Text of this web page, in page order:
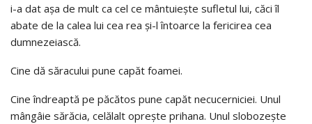
i-a dat aşa de mult ca cel ce mântuieşte sufletul lui, căci îl
abate de la calea lui cea rea şi-l întoarce la fericirea cea
dumnezeiască.
Cine dă săracului pune capăt foamei.
Cine îndreaptă pe păcătos pune capăt necucerniciei. Unul
mângâie sărăcia, celălalt opreşte prihana. Unul slobozeşte